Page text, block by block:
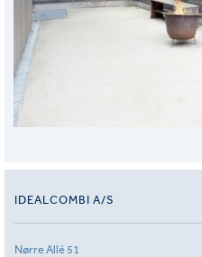
IDEALCOMBI A/S
Nørre Allé 51